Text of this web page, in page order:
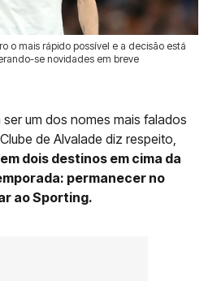
o mais rápido possível e a decisão está
se novidades em breve
um dos nomes mais falados
de Alvalade diz respeito,
dois destinos em cima da
permanecer no
ao Sporting.